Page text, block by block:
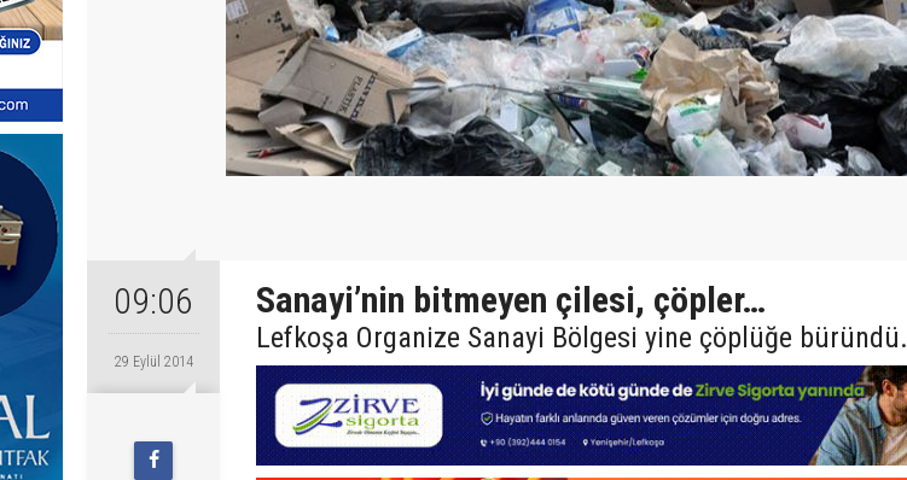
09:06
29 Eylül 2014
Sanayi’nin bitmeyen çilesi, çöpler…
Lefkoşa Organize Sanayi Bölgesi yine çöplüğe büründü.